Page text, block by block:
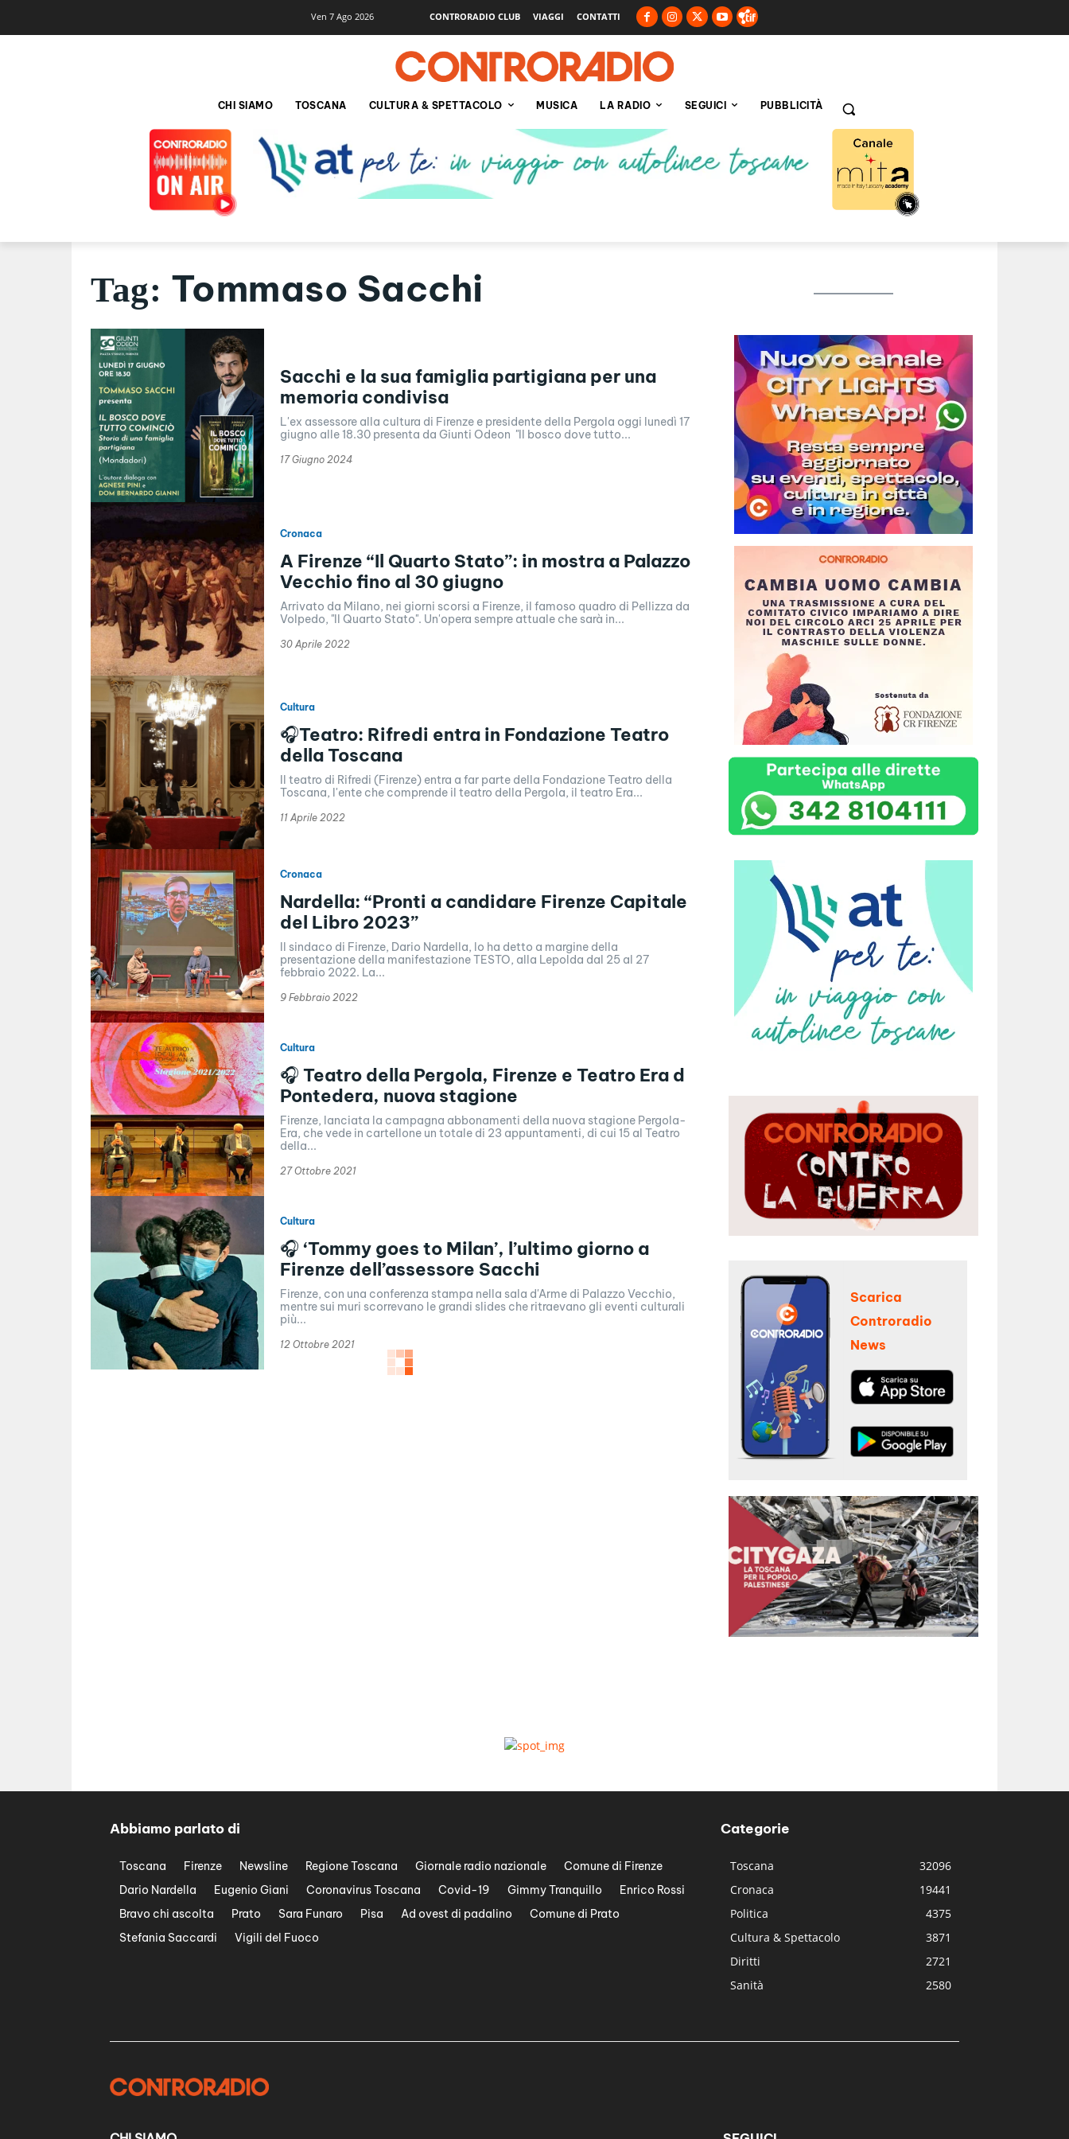
Ven 7 Ago 2026 CONTRORADIO CLUB VIAGGI CONTATTI
CHI SIAMO TOSCANA CULTURA & SPETTACOLO MUSICA LA RADIO SEGUICI PUBBLICITÀ
Tag: Tommaso Sacchi
Sacchi e la sua famiglia partigiana per una
memoria condivisa
L'ex assessore alla cultura di Firenze e presidente della Pergola oggi lunedì 17
giugno alle 18.30 presenta da Giunti Odeon "Il bosco dove tutto...
17 Giugno 2024
Cronaca
A Firenze “Il Quarto Stato”: in mostra a Palazzo
Vecchio fino al 30 giugno
Arrivato da Milano, nei giorni scorsi a Firenze, il famoso quadro di Pellizza da
Volpedo, "Il Quarto Stato". Un'opera sempre attuale che sarà in...
30 Aprile 2022
Cultura
🎧Teatro: Rifredi entra in Fondazione Teatro
della Toscana
Il teatro di Rifredi (Firenze) entra a far parte della Fondazione Teatro della
Toscana, l'ente che comprende il teatro della Pergola, il teatro Era...
11 Aprile 2022
Cronaca
Nardella: “Pronti a candidare Firenze Capitale
del Libro 2023”
Il sindaco di Firenze, Dario Nardella, lo ha detto a margine della
presentazione della manifestazione TESTO, alla Lepolda dal 25 al 27
febbraio 2022. La...
9 Febbraio 2022
Cultura
🎧 Teatro della Pergola, Firenze e Teatro Era d
Pontedera, nuova stagione
Firenze, lanciata la campagna abbonamenti della nuova stagione Pergola-
Era, che vede in cartellone un totale di 23 appuntamenti, di cui 15 al Teatro
della...
27 Ottobre 2021
Cultura
🎧 ‘Tommy goes to Milan’, l’ultimo giorno a
Firenze dell’assessore Sacchi
Firenze, con una conferenza stampa nella sala d'Arme di Palazzo Vecchio,
mentre sui muri scorrevano le grandi slides che ritraevano gli eventi culturali
più...
12 Ottobre 2021
Scarica
Controradio
News
Abbiamo parlato di
Toscana Firenze Newsline Regione Toscana Giornale radio nazionale
Comune di Firenze
Dario Nardella
Eugenio Giani Coronavirus Toscana Covid-19 Gimmy Tranquillo
Enrico Rossi
Bravo chi ascolta
Prato Sara Funaro Pisa Ad ovest di padalino
Comune di Prato
Stefania Saccardi
Vigili del Fuoco
Categorie
Toscana
32096
Cronaca
19441
Politica
4375
Cultura & Spettacolo
3871
Diritti
2721
Sanità
2580